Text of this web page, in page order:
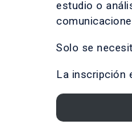
estudio o
Solo se
La inscripción